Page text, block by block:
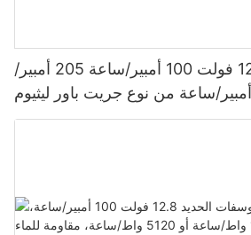
بطارية فوكستك 12.8 فولت 100 أمبير/ساعة 205 أمبير/
ساعة 314 أمبير/ساعة من نوع جريت باور ليثيوم
فوسفات الحديد 1280 واط/ساعة - 5120 واط/ساعة،